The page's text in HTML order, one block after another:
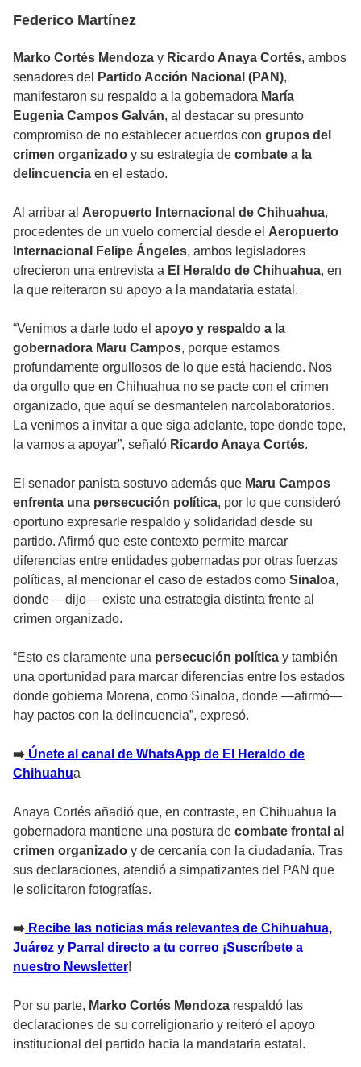
Federico Martínez
Marko Cortés Mendoza y Ricardo Anaya Cortés, ambos
senadores del
Partido Acción Nacional (PAN),
manifestaron su respaldo a la gobernadora María
Eugenia Campos Galván, al destacar su presunto
compromiso de no establecer acuerdos con grupos del
crimen organizado y su estrategia de combate a la
delincuencia en el estado.
Al arribar al Aeropuerto Internacional de Chihuahua,
procedentes de un vuelo comercial desde el Aeropuerto
Internacional Felipe Ángeles, ambos legisladores
ofrecieron una entrevista a El Heraldo de Chihuahua, en
la que reiteraron su apoyo a la mandataria estatal.
“Venimos a darle todo el apoyo y respaldo a la
gobernadora Maru Campos, porque estamos
profundamente orgullosos de lo que está haciendo. Nos
da orgullo que en Chihuahua no se pacte con el crimen
organizado, que aquí se desmantelen narcolaboratorios.
La venimos a invitar a que siga adelante, tope donde tope,
la vamos a apoyar”, señaló Ricardo Anaya Cortés.
El senador panista sostuvo además que Maru Campos
enfrenta una persecución política, por lo que consideró
oportuno expresarle respaldo y solidaridad desde su
partido. Afirmó que este contexto permite marcar
diferencias entre entidades gobernadas por otras fuerzas
políticas, al mencionar el caso de estados como Sinaloa,
donde —dijo— existe una estrategia distinta frente al
crimen organizado.
“Esto es claramente una persecución política y también
una oportunidad para marcar diferencias entre los estados
donde gobierna Morena, como Sinaloa, donde —afirmó—
hay pactos con la delincuencia”, expresó.
➡️ Únete al canal de WhatsApp de El Heraldo de
Chihuahua
Anaya Cortés añadió que, en contraste, en Chihuahua la
gobernadora mantiene una postura de combate frontal al
crimen organizado y de cercanía con la ciudadanía. Tras
sus declaraciones, atendió a simpatizantes del PAN que
le solicitaron fotografías.
➡️ Recibe las noticias más relevantes de Chihuahua,
Juárez y Parral directo a tu correo ¡Suscríbete a
nuestro Newsletter!
Por su parte, Marko Cortés Mendoza respaldó las
declaraciones de su correligionario y reiteró el apoyo
institucional del partido hacia la mandataria estatal.